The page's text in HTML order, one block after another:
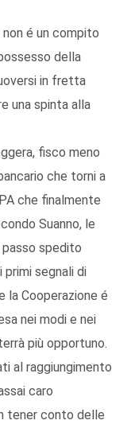
é un compito
della
in fretta
una spinta alla
fisco meno
che torni a
che finalmente
Suanno, le
spedito
segnali di
la Cooperazione é
nei modi e nei
più opportuno.
al raggiungimento
caro
tener conto delle